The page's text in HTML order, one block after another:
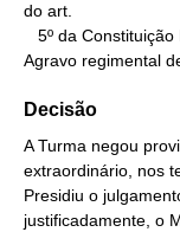
do art.
Agravo regimental
Decisão
A Turma negou
extraordinário, nos
Presidiu o
justificadamente, o